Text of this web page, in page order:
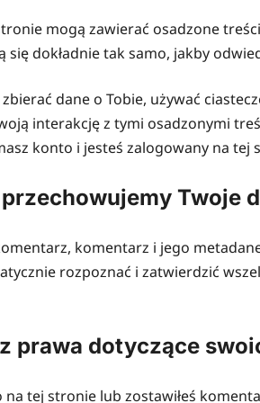
mogą zawierać osadzone
się dokładnie tak samo, jakby
dane o Tobie, używać
interakcję z tymi osadzonymi
konto i jesteś zalogowany na tej
przechowujemy Twoje
komentarz i jego
rozpoznać i zatwierdzić
prawa dotyczące
na tej stronie lub zostawiłeś